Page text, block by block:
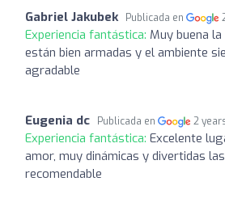
Gabriel Jakubek Publicada en
Experiencia fantástica: Muy buena
están bien armadas y el ambiente
agradable
Eugenia dc Publicada en 2
Experiencia fantástica: Excelente
amor, muy dinámicas y divertidas
recomendable